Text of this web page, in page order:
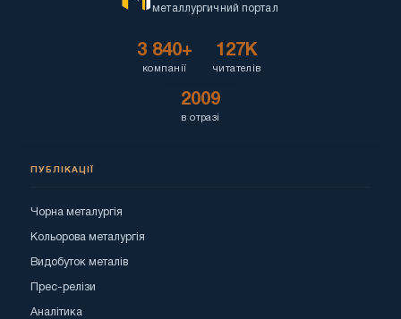
металлургичний портал
3 840+
компанії
127K
читателів
2009
в отразі
ПУБЛІКАЦІЇ
Чорна металургія
Кольорова металургія
Видобуток металів
Прес-релізи
Аналітика